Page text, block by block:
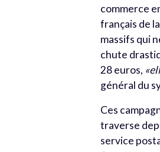
commerce
français de
massifs qui
chute
28 euros,
général du
Ces
traverse
service